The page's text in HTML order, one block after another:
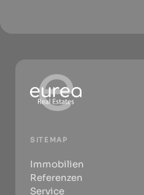
SITEMAP
Immobilien
Referenzen
Service